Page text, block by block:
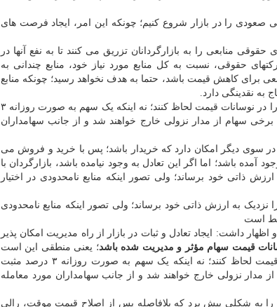
صعودی را در بازار شروع کنیم؛ چونکه این امر، ایجاد فرصت های
منابعی را به بازارگردانان تزریق می کنند تا به نفع آنها در
حقوقی، نسبت به کل منابع مورد نیاز خود، منابع چندانی به
برای کاهش قیمت باشد، حتما به هدف نخواهد رسید؛ چونکه منابع
به نقدینگی دارد.
منطقی این است که از بازارگردان ها خواسته شود تا حداقل تلورانس مثبت را در نوسانات قیمت لحاظ کنند؛ نه اینکه یک سهم به صورت روزانه ۳
سهام از مدار نزولی خارج خواهند شد و از جانب سهامداران
سوی دیگر امکان دارد که خریدار باشد؛ پس با خرید و فروش می
باشد؛ اما اگر این تعادل به وجود نیامده باشد، بازارگردان با
ذاتی خود برساند؛ ولی تصور اینکه منابع نامحدودی در اختیار
به ارزش ذاتی خود برساند؛ ولی تصور اینکه منابع نامحدودی
است
و اظهار داشت: ایجاد تعادل و ثبات در بازار از راه مدیریت امکان پذیر
قیمت سهام مؤثر و مدیریت شده باشد؛ یعنی منطقی این است
که از بازارگردان ها خواسته شود تا حداقل تلورانس مثبت را در نوسانات قیمت لحاظ کنند؛ نه اینکه یک سهم به صورت روزانه ۳ درصد مثبت
مدار نزولی خارج خواهند شد و از جانب سهامداران مورد معامله
را به شکلی پیش برد که بلافاصله پس از اصلاح قیمت موقت، رالی